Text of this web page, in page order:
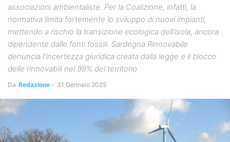
associazioni ambientaliste. Per la Coalizione, infatti, la
normativa limita fortemente lo sviluppo di nuovi impianti,
mettendo a rischio la transizione ecologica dell’isola, ancora
dipendente dalle fonti fossili. Sardegna Rinnovabile
denuncia l’incertezza giuridica creata dalla legge e il blocco
delle rinnovabili nel 99% del territorio
Da Redazione - 31 Gennaio 2025